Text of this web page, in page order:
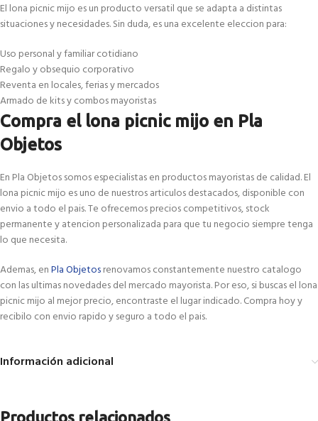
El lona picnic mijo es un producto versatil que se adapta a distintas
situaciones y necesidades. Sin duda, es una excelente eleccion para:
Uso personal y familiar cotidiano
Regalo y obsequio corporativo
Reventa en locales, ferias y mercados
Armado de kits y combos mayoristas
Compra el lona picnic mijo en Pla
Objetos
En Pla Objetos somos especialistas en productos mayoristas de calidad. El
lona picnic mijo es uno de nuestros articulos destacados, disponible con
envio a todo el pais. Te ofrecemos precios competitivos, stock
permanente y atencion personalizada para que tu negocio siempre tenga
lo que necesita.
Ademas, enPla Objetosrenovamos constantemente nuestro catalogo
con las ultimas novedades del mercado mayorista. Por eso, si buscas el lona
picnic mijo al mejor precio, encontraste el lugar indicado. Compra hoy y
recibilo con envio rapido y seguro a todo el pais.
Información adicional
Productos relacionados